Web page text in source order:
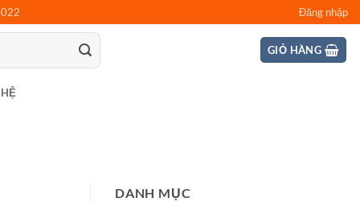
Đăng nhập
GIỎ HÀNG
DANH MỤC